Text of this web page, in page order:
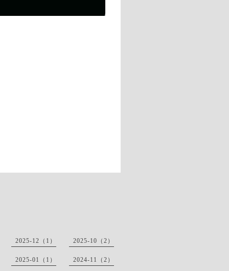
2025-12（1） 2025-10（2）
2025-01（1） 2024-11（2）